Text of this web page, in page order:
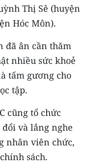
Thị Sê (huyện
Hóc Môn).
đã ân cần thăm
nhiều sức khoẻ
tấm gương cho
tập.
cũng tổ chức
và lắng nghe
nhân viên chức,
sách.